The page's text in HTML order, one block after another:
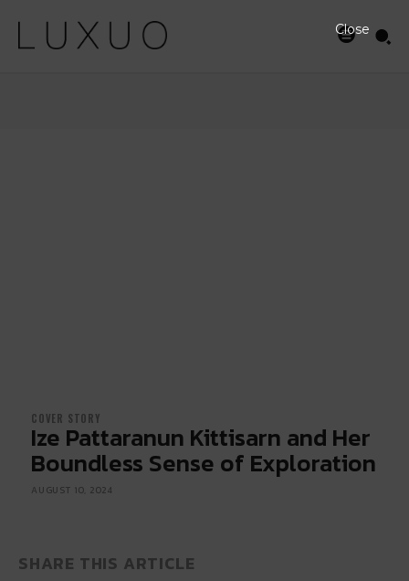
COVER STORY
Ize Pattaranun Kittisarn and Her
Boundless Sense of Exploration
AUGUST 10, 2024
SHARE THIS ARTICLE
Close